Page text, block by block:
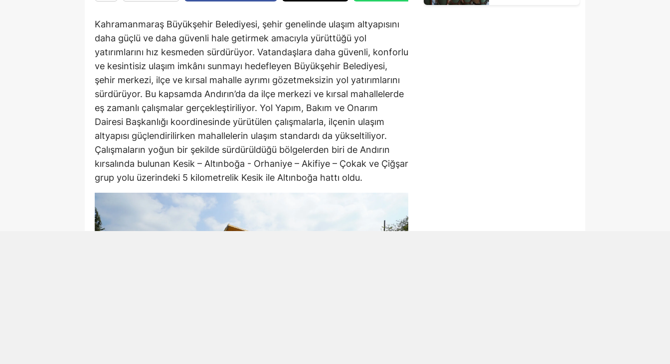
Kahramanmaraş Büyükşehir Belediyesi, şehir genelinde ulaşım altyapısını
daha güçlü ve daha güvenli hale getirmek amacıyla yürüttüğü yol
yatırımlarını hız kesmeden sürdürüyor. Vatandaşlara daha güvenli, konforlu
ve kesintisiz ulaşım imkânı sunmayı hedefleyen Büyükşehir Belediyesi,
şehir merkezi, ilçe ve kırsal mahalle ayrımı gözetmeksizin yol yatırımlarını
sürdürüyor. Bu kapsamda Andırın’da da ilçe merkezi ve kırsal mahallelerde
eş zamanlı çalışmalar gerçekleştiriliyor. Yol Yapım, Bakım ve Onarım
Dairesi Başkanlığı koordinesinde yürütülen çalışmalarla, ilçenin ulaşım
altyapısı güçlendirilirken mahallelerin ulaşım standardı da yükseltiliyor.
Çalışmaların yoğun bir şekilde sürdürüldüğü bölgelerden biri de Andırın
kırsalında bulunan Kesik – Altınboğa - Orhaniye – Akifiye – Çokak ve Çiğşar
grup yolu üzerindeki 5 kilometrelik Kesik ile Altınboğa hattı oldu.